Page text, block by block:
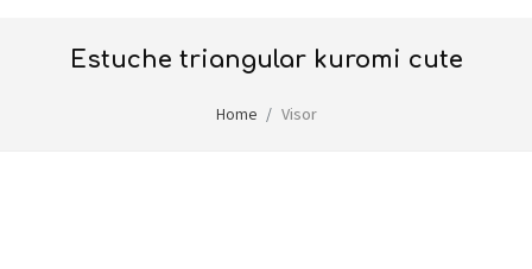
estuche triangular kuromi cute
Home Visor